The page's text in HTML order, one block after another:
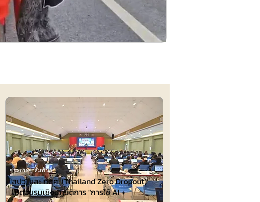
สปว. และ กสศ. (Thailand Zero Dropout)
เปิดอบรมเชิงปฏิบัติการ "การใช้ AI +
ข่าวประชาสัมพันธ์